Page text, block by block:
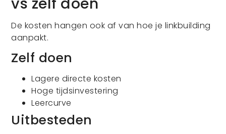
De kosten hangen ook af van hoe je linkbuilding
aanpakt.
Zelf doen
Lagere directe kosten
Hoge tijdsinvestering
Leercurve
Uitbesteden